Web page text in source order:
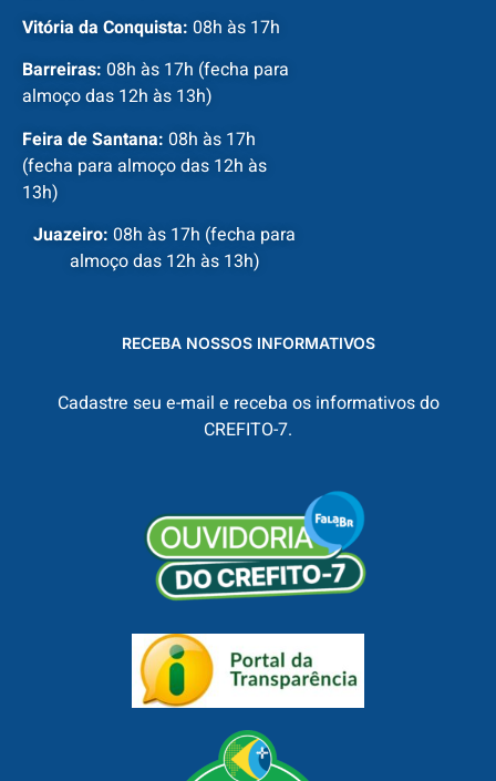
Vitória da Conquista: 08h às 17h
Barreiras: 08h às 17h (fecha para
almoço das 12h às 13h)
Feira de Santana: 08h às 17h
(fecha para almoço das 12h às
13h)
Juazeiro: 08h às 17h (fecha para
almoço das 12h às 13h)
RECEBA NOSSOS INFORMATIVOS
Cadastre seu e-mail e receba os informativos do
CREFITO-7.